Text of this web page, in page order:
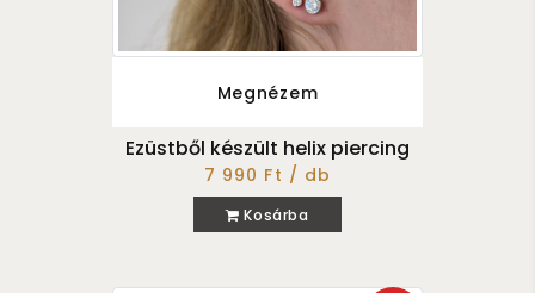
Megnézem
Ezüstből készült helix piercing
7 990 Ft / db
Kosárba